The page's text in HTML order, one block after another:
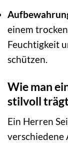
einem
Feuchtigkeit
schützen.
Wie man
stilvoll
Ein Herren
verschiedene